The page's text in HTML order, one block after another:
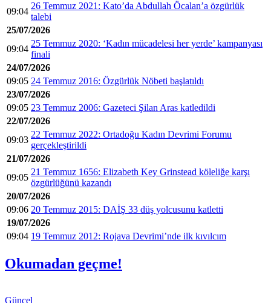
09:04
26 Temmuz 2021: Kato’da Abdullah Öcalan’a özgürlük
talebi
25/07/2026
09:04
25 Temmuz 2020: ‘Kadın mücadelesi her yerde’ kampanyası
finali
24/07/2026
09:05 24 Temmuz 2016: Özgürlük Nöbeti başlatıldı
23/07/2026
09:05 23 Temmuz 2006: Gazeteci Şilan Aras katledildi
22/07/2026
09:03
22 Temmuz 2022: Ortadoğu Kadın Devrimi Forumu
gerçekleştirildi
21/07/2026
09:05
21 Temmuz 1656: Elizabeth Key Grinstead köleliğe karşı
özgürlüğünü kazandı
20/07/2026
09:06 20 Temmuz 2015: DAİŞ 33 düş yolcusunu katletti
19/07/2026
09:04 19 Temmuz 2012: Rojava Devrimi’nde ilk kıvılcım
Okumadan geçme!
Güncel